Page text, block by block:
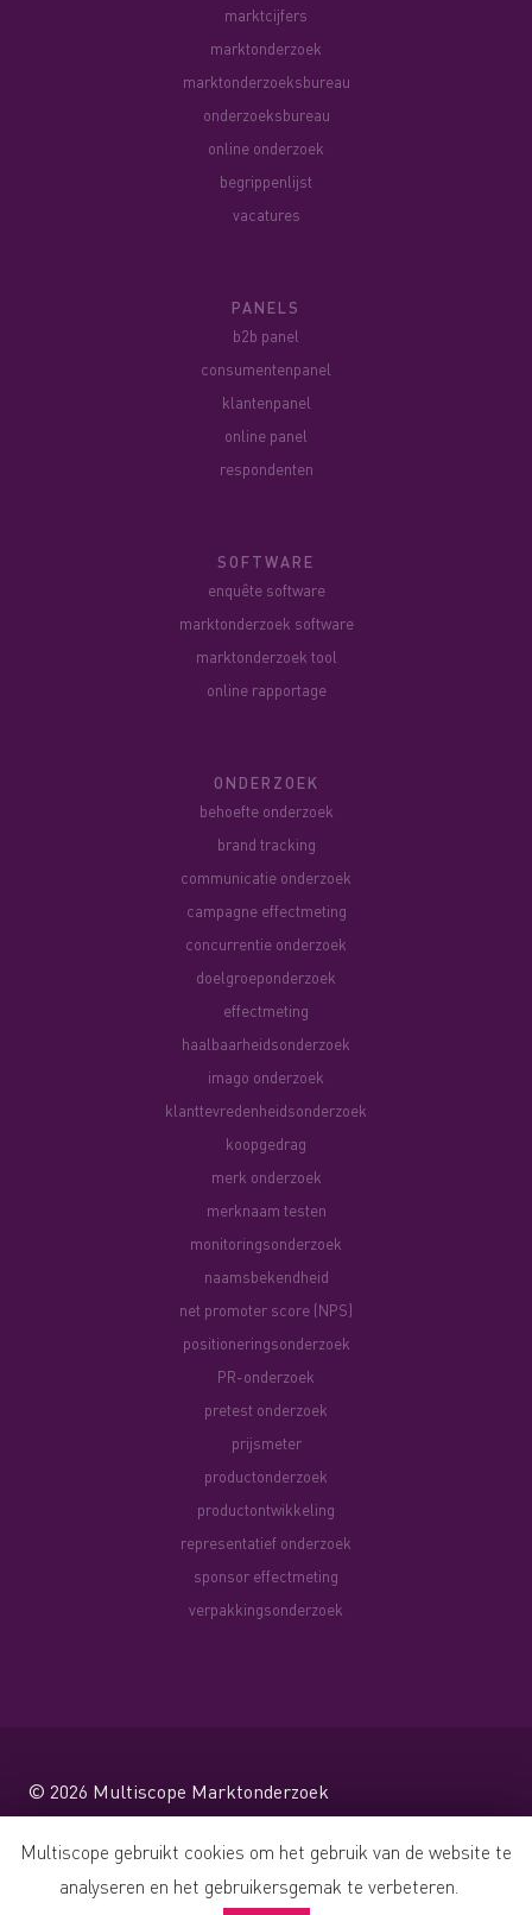
marktcijfers
marktonderzoek
marktonderzoeksbureau
onderzoeksbureau
online onderzoek
begrippenlijst
vacatures
PANELS
b2b panel
consumentenpanel
klantenpanel
online panel
respondenten
SOFTWARE
enquête software
marktonderzoek software
marktonderzoek tool
online rapportage
ONDERZOEK
behoefte onderzoek
brand tracking
communicatie onderzoek
campagne effectmeting
concurrentie onderzoek
doelgroeponderzoek
effectmeting
haalbaarheidsonderzoek
imago onderzoek
klanttevredenheidsonderzoek
koopgedrag
merk onderzoek
merknaam testen
monitoringsonderzoek
naamsbekendheid
net promoter score (NPS)
positioneringsonderzoek
PR-onderzoek
pretest onderzoek
prijsmeter
productonderzoek
productontwikkeling
representatief onderzoek
sponsor effectmeting
verpakkingsonderzoek
© 2026 Multiscope Marktonderzoek
Website by Shareforce
Multiscope gebruikt cookies om het gebruik van de website te
analyseren en het gebruikersgemak te verbeteren.